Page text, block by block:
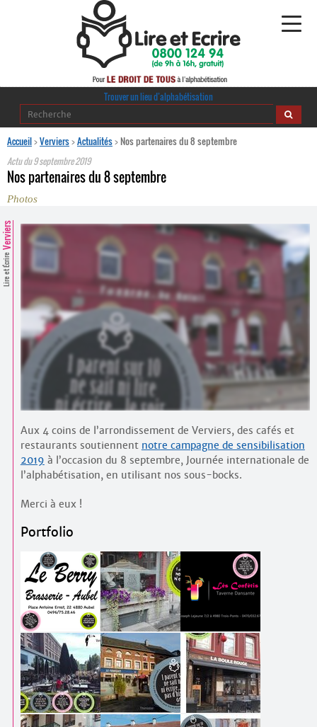
Alphabétisation
Regards croisés
Ressources pédagogiques
Comprendre et parler
Bienvenue en Belgique
Espace presse
Contacts
Trouver un lieu d’alphabétisation
Trouver un lieu d’alphabétisation
Accueil>Verviers>Actualités>Nos partenaires du 8 septembre
Actu du9 septembre 2019
Nos partenaires du 8 septembre
Photos
Lire et Écrire
Verviers
Aux 4 coins de l’arrondissement de Verviers, des cafés et
restaurants soutiennent notre campagne de sensibilisation
2019 à l’occasion du 8 septembre, Journée internationale de
l’alphabétisation, en utilisant nos sous-bocks.
Merci à eux !
Portfolio